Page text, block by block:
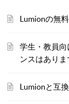
Lumionの無
学生・教員
ンスはありま
Lumionと互